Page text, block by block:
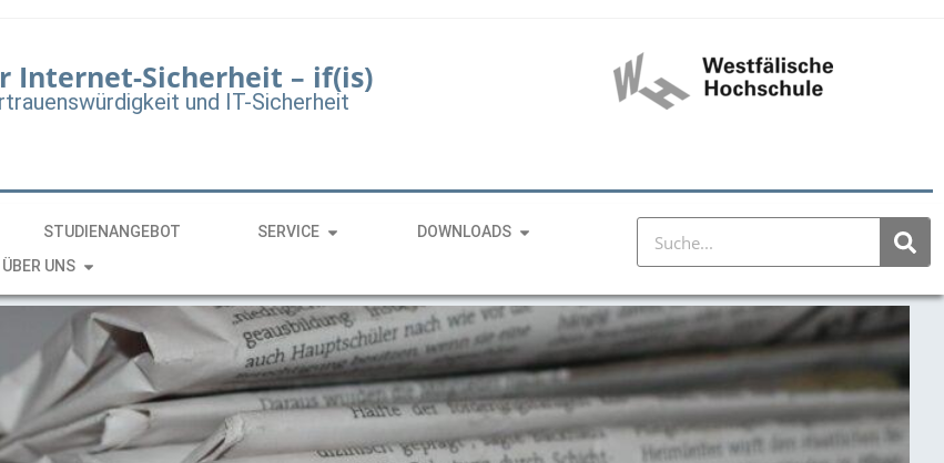
Internet-Sicherheit – if(is)
und IT-Sicherheit
STUDIENANGEBOT SERVICE
DOWNLOADS
ÜBER UNS